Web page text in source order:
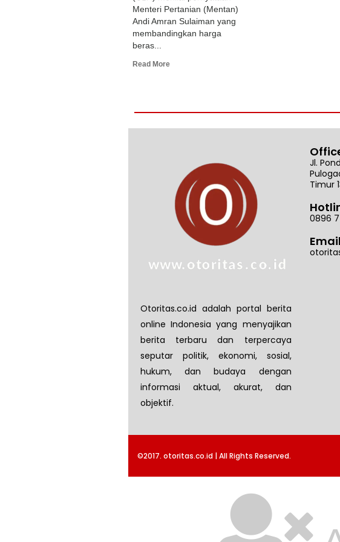
Menteri Pertanian (Mentan)
Andi Amran Sulaiman yang
membandingkan harga
beras...
Read More
Otoritas.co.id adalah portal berita
online Indonesia yang menyajikan
berita terbaru dan terpercaya
seputar politik, ekonomi, sosial,
hukum, dan budaya dengan
informasi aktual, akurat, dan
objektif.
Jl.
Timur
0896
©2017. otoritas.co.id | All Rights Reserved.